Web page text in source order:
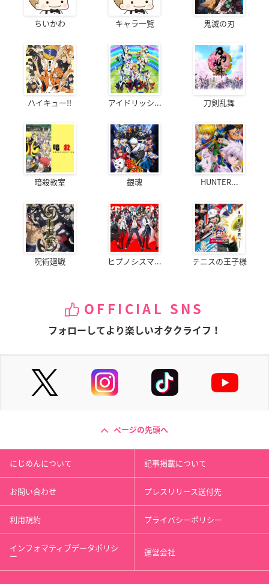
ちいかわ キャラ一覧 鬼滅の刃
ハイキュー!! アイドリッシ... 刀剣乱舞
暗殺教室 銀魂 HUNTER...
呪術廻戦 ヒプノシスマ... テニスの王子様
OFFICIAL SNS
フォローしてより楽しいオタクライフ！
ページの先頭へ
にじめんについて 記事掲載について
お問い合わせ プレスリリース送付先
利用規約 プライバシーポリシー
インフォマティブデータポリシ
ー 運営会社